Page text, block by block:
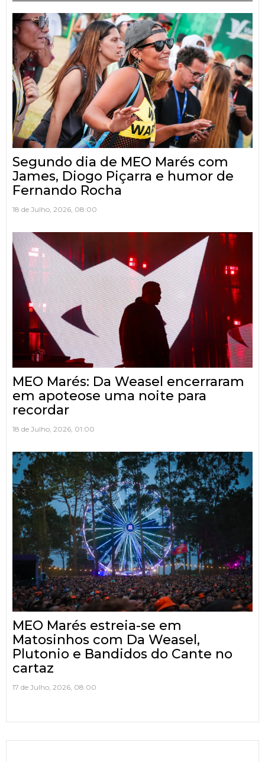
Segundo dia de MEO Marés com
James, Diogo Piçarra e humor de
Fernando Rocha
18 de Julho, 2026, 08:00
MEO Marés: Da Weasel encerraram
em apoteose uma noite para
recordar
18 de Julho, 2026, 01:00
MEO Marés estreia-se em
Matosinhos com Da Weasel,
Plutonio e Bandidos do Cante no
cartaz
17 de Julho, 2026, 08:00